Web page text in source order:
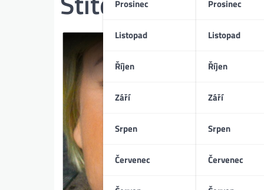
Prosinec
Listopad
Říjen
Září
Srpen
Červenec
Prosinec
Listopad
Říjen
Září
Srpen
Červenec